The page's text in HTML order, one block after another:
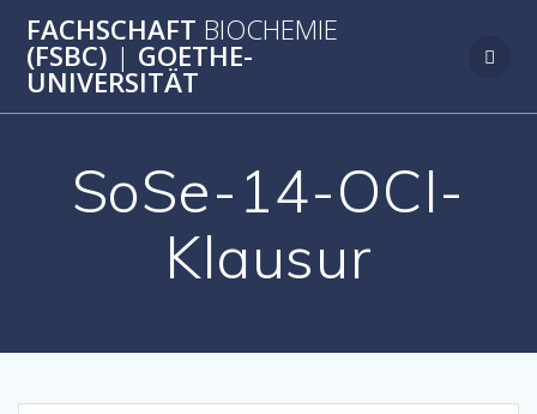
Inhalt
FACHSCHAFT BIOCHEMIE
(FSBC) | GOETHE-
UNIVERSITÄT
SoSe-14-OCI-
Klausur